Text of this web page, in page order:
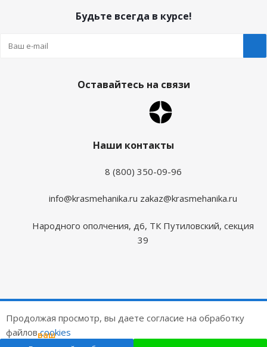
Будьте всегда в курсе!
Оставайтесь на связи
Наши контакты
8 (800) 350-09-96
info@krasmehanika.ru zakaz@krasmehanika.ru
Народного ополчения, д6, ТК Путиловский, секция
39
2026 © Красмеханика
Цены на сайте не являются публичной офертой
ваш
подарок
Продолжая просмотр, вы даете согласие на обработку
файловcookies